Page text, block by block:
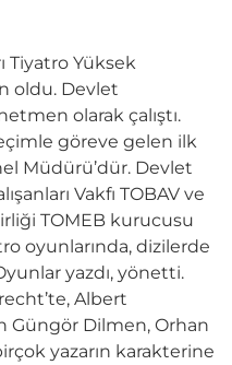
Tiyatro Yüksek
oldu. Devlet
olarak çalıştı.
göreve gelen ilk
Müdürü’dür. Devlet
Vakfı TOBAV ve
TOMEB kurucusu
oyunlarında, dizilerde
yazdı, yönetti.
Albert
Güngör Dilmen, Orhan
yazarın karakterine